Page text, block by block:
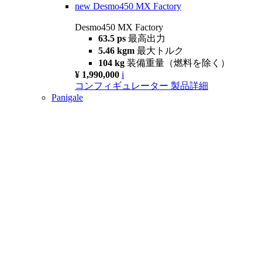
new Desmo450 MX Factory
Desmo450 MX Factory
63.5 ps 最高出力
5.46 kgm 最大トルク
104 kg 装備重量（燃料を除く）
¥ 1,990,000 i
コンフィギュレーター 製品詳細
Panigale